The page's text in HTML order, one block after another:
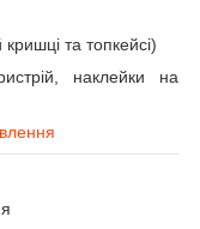
та топкейсі)
наклейки на